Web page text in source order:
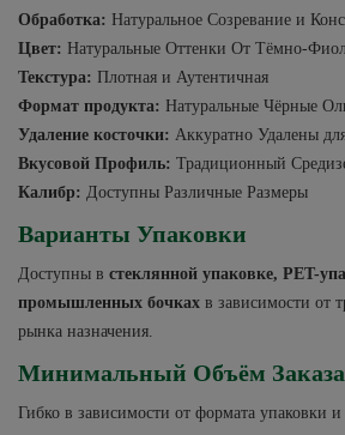
Обработка: Натуральное Созревание и
Цвет: Натуральные Оттенки От Тёмно-
Текстура: Плотная и Аутентичная
Формат продукта: Натуральные Чёрные
Удаление косточки: Аккуратно Удалены
Вкусовой Профиль: Традиционный
Калибр: Доступны Различные Размеры
Варианты Упаковки
Доступны в стеклянной упаковке, PET-
промышленных бочках в зависимости от
рынка назначения.
Минимальный Объём Заказа
Гибко в зависимости от формата упаковки